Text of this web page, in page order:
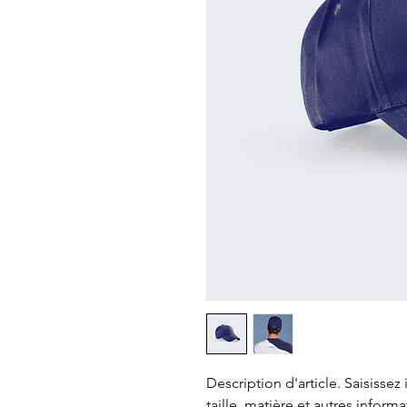
Description d'article.